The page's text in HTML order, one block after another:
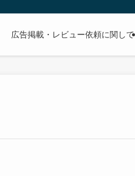
広告掲載・レビュー依頼に関して